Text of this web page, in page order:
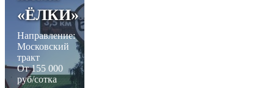
7,5 соток - 2
480 000
рублей
«ЁЛКИ»
Направление:
Московский
тракт
От 155 000
руб/сотка